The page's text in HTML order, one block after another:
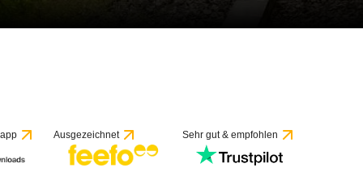
Ausgezeichnet Sehr gut & empfohlen